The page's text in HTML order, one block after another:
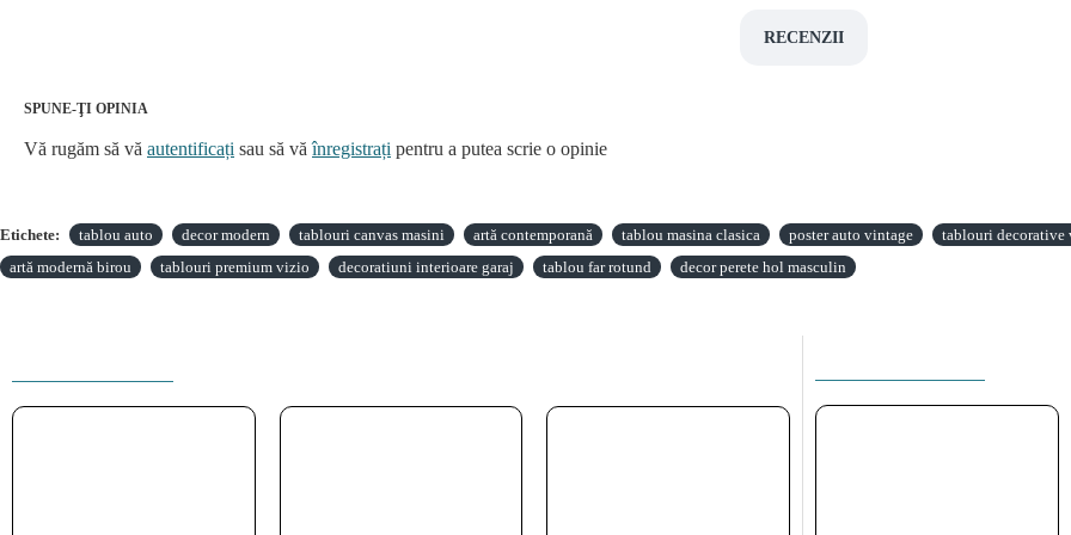
RECENZII
SPUNE-ŢI OPINIA
Vă rugăm să vă autentificați sau să văînregistrați pentru a putea scrie o opinie
Etichete: tablou auto decor modern tablouri canvas masini artă contemporană tablou masina clasica poster auto vintage tablouri decorative
artă modernă birou
tablouri premium vizio decoratiuni interioare garaj tablou far rotund decor perete hol masculin